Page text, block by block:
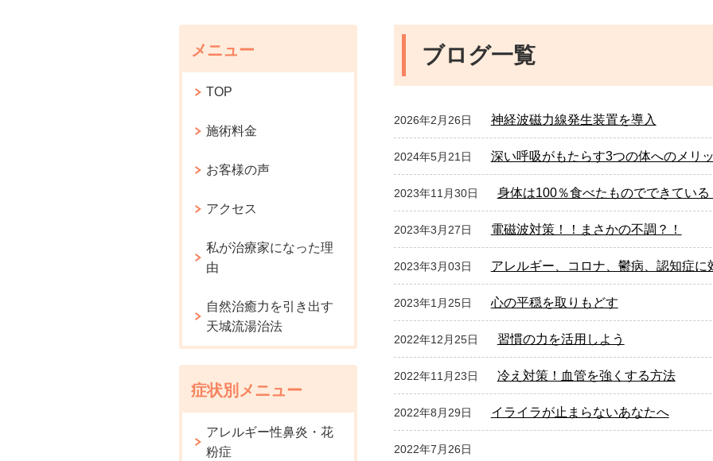
ブログ一覧
2026年2月26日 神経波磁力線発生装置を導入
2024年5月21日 深い呼吸がもたらす3つの体へのメリ
2023年11月30日 身体は100％食べたものでできている
2023年3月27日 電磁波対策！！まさかの不調？！
2023年3月03日 アレルギー、コロナ、鬱病、認知症に
2023年1月25日 心の平穏を取りもどす
2022年12月25日 習慣の力を活用しよう
2022年11月23日 冷え対策！血管を強くする方法
2022年8月29日 イライラが止まらないあなたへ
2022年7月26日
メニュー
TOP
施術料金
お客様の声
アクセス
私が治療家になった理
由
自然治癒力を引き出す
天城流湯治法
症状別メニュー
アレルギー性鼻炎・花
粉症